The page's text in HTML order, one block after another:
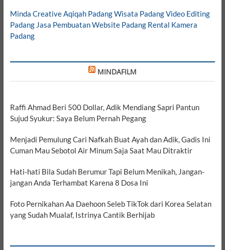
Minda Creative Aqiqah PadangWisata PadangVideo Editing
Padang Jasa Pembuatan Website Padang Rental Kamera
Padang
MINDAFILM
Raffi Ahmad Beri 500 Dollar, Adik Mendiang Sapri Pantun
Sujud Syukur: Saya Belum Pernah Pegang
Menjadi Pemulung Cari Nafkah Buat Ayah dan Adik, Gadis Ini
Cuman Mau Sebotol Air Minum Saja Saat Mau Ditraktir
Hati-hati Bila Sudah Berumur Tapi Belum Menikah, Jangan-
jangan Anda Terhambat Karena 8 Dosa Ini
Foto Pernikahan Aa Daehoon Seleb TikTok dari Korea Selatan
yang Sudah Mualaf, Istrinya Cantik Berhijab